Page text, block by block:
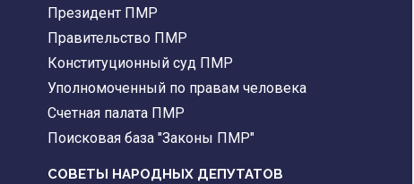
Президент ПМР
Правительство ПМР
Конституционный суд ПМР
Уполномоченный по правам человека
Счетная палата ПМР
Поисковая база "Законы ПМР"
СОВЕТЫ НАРОДНЫХ ДЕПУТАТОВ